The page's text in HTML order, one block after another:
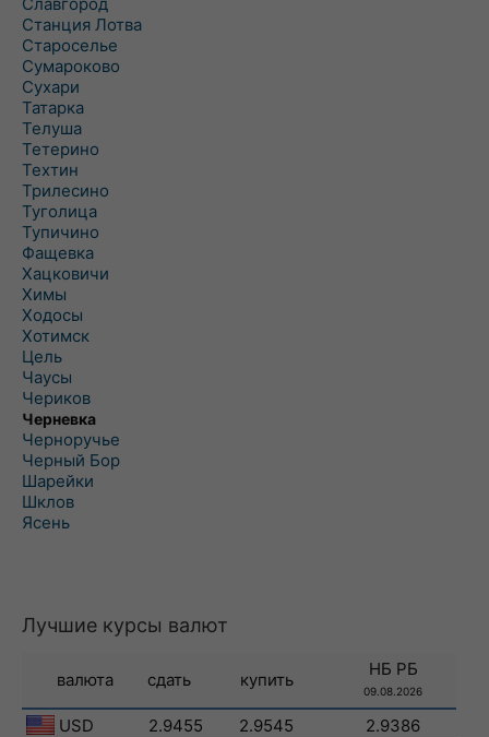
Станция Лотва
Староселье
Сумароково
Сухари
Татарка
Телуша
Тетерино
Техтин
Трилесино
Туголица
Тупичино
Фащевка
Хацковичи
Химы
Ходосы
Хотимск
Цель
Чаусы
Чериков
Черневка
Черноручье
Черный Бор
Шарейки
Шклов
Ясень
Лучшие курсы валют
валюта сдать купить
НБ РБ
09.08.2026
USD 2.9455 2.9545
2.9386